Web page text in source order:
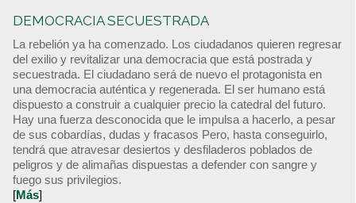
DEMOCRACIA SECUESTRADA
La rebelión ya ha comenzado. Los ciudadanos quieren regresar
del exilio y revitalizar una democracia que está postrada y
secuestrada. El ciudadano será de nuevo el protagonista en
una democracia auténtica y regenerada. El ser humano está
dispuesto a construir a cualquier precio la catedral del futuro.
Hay una fuerza desconocida que le impulsa a hacerlo, a pesar
de sus cobardías, dudas y fracasos Pero, hasta conseguirlo,
tendrá que atravesar desiertos y desfiladeros poblados de
peligros y de alimañas dispuestas a defender con sangre y
fuego sus privilegios.
[Más]